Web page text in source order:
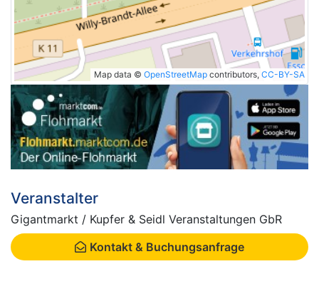
Map data © OpenStreetMap contributors, CC-BY-SA
Veranstalter
Gigantmarkt / Kupfer & Seidl Veranstaltungen GbR
Kontakt & Buchungsanfrage